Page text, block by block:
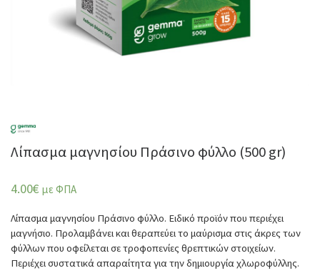
Λίπασμα μαγνησίου Πράσινο φύλλο (500 gr)
4.00€ με ΦΠΑ
Λίπασμα μαγνησίου Πράσινο φύλλο. Ειδικό προϊόν που περιέχει
μαγνήσιο. Προλαμβάνει και θεραπεύει το μαύρισμα στις άκρες των
φύλλων που οφείλεται σε τροφοπενίες θρεπτικών στοιχείων.
Περιέχει συστατικά απαραίτητα για την δημιουργία χλωροφύλλης.